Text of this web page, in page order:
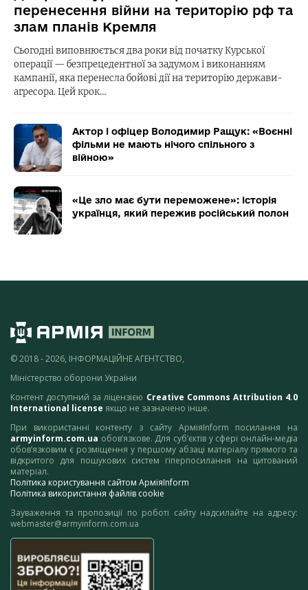
перенесення війни на територію рф та
злам планів Кремля
Сьогодні виповнюється два роки від початку Курської
операції — безпрецедентної за задумом і виконанням
кампанії, яка перенесла бойові дії на територію держави-
агресора. Цей крок…
Актор і офіцер Володимир Ращук: «Воєнні
фільми не мають нічого спільного з
війною»
«Це зло має бути переможене»: історія
українця, який пережив російський полон
© 2018 - 2026, ІНФОРМАЦІЙНЕ АГЕНТСТВО,
Міністерство оборони України
Контент доступний за ліцензією Creative Commons Attribution 4.0
International license якщо не зазначено інше.
При використанні контенту з сайту АрміяInform посилання на
armyinform.com.ua обов’язкове. Для суб’єктів у сфері онлайн-медіа
обов’язковим є розміщення у першому абзаці матеріалу прямого та
відкритого для пошукових систем гіперпосилання на цитований
матеріал.
Політика користування сайтом АрміяInform
Політика використання файлів cookie
Зауваження та пропозиції по роботі сайту надсилайте на адресу:
webmaster@armyinform.com.ua